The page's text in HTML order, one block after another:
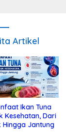
Artikel
Ikan Tuna
Kesehatan, Dari
Hingga Jantung